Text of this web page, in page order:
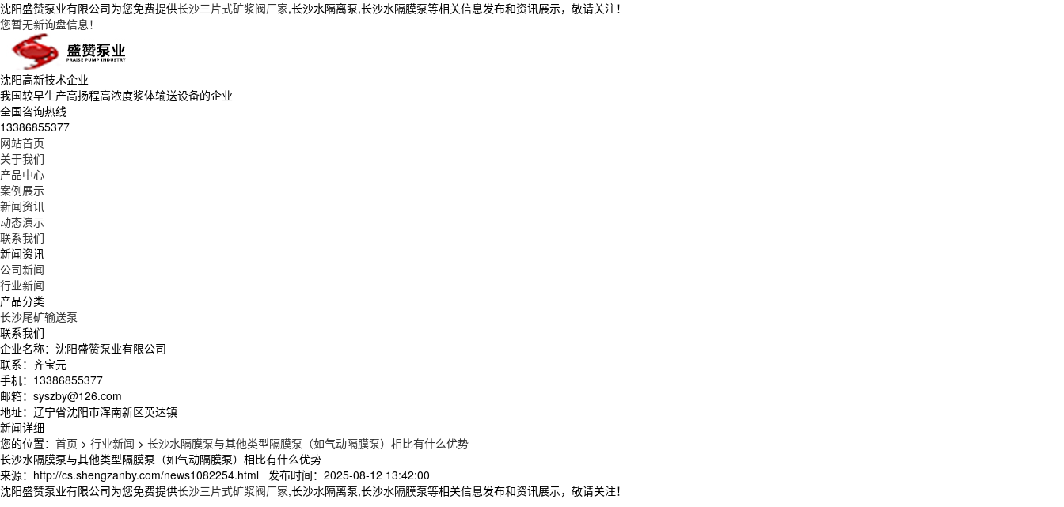
沈阳盛赞泵业有限公司为您免费提供长沙三片式矿浆阀厂家,长沙水隔离泵,长沙水隔膜泵等相关信息发布和资讯展示，敬请关注！
您暂无新询盘信息！
沈阳高新技术企业
我国较早生产高扬程高浓度浆体输送设备的企业
全国咨询热线
13386855377
网站首页
关于我们
产品中心
案例展示
新闻资讯
动态演示
联系我们
新闻资讯
公司新闻
行业新闻
产品分类
长沙尾矿输送泵
联系我们
企业名称：沈阳盛赞泵业有限公司
联系：齐宝元
手机：13386855377
邮箱：syszby@126.com
地址：辽宁省沈阳市浑南新区英达镇
新闻详细
您的位置： 首页 > 行业新闻 > 长沙水隔膜泵与其他类型隔膜泵（如气动隔膜泵）相比有什么优势
长沙水隔膜泵与其他类型隔膜泵（如气动隔膜泵）相比有什么优势
来源：http://cs.shengzanby.com/news1082254.html 发布时间：2025-08-12 13:42:00
沈阳盛赞泵业有限公司为您免费提供长沙三片式矿浆阀厂家,长沙水隔离泵,长沙水隔膜泵等相关信息发布和资讯展示，敬请关注！